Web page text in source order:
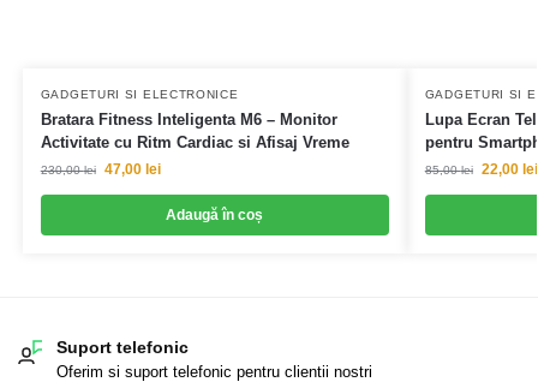
GADGETURI SI ELECTRONICE
Bratara Fitness Inteligenta M6 – Monitor
Activitate cu Ritm Cardiac si Afisaj Vreme
230,00lei 47,00 lei
Adaugă în coș
GADGETURI SI
Lupa Ecran
pentru
85,00lei 22,00 lei
Suport telefonic
Oferim si suport telefonic pentru clientii nostri